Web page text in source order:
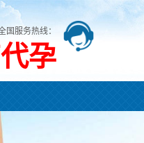
国服务热线：
孕